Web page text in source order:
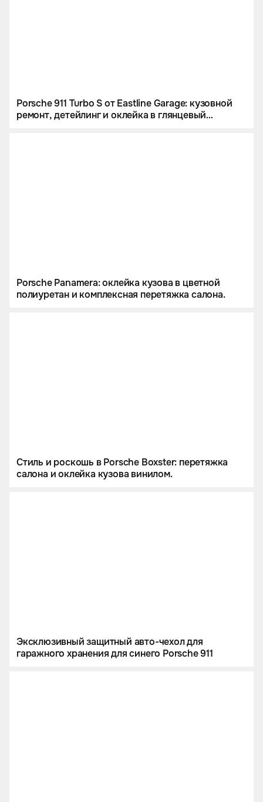
Porsche 911 Turbo S от Eastline Garage: кузовной
ремонт, детейлинг и оклейка в глянцевый
Porsche Panamera: оклейка кузова в цветной
полиуретан и комплексная перетяжка салона.
Стиль и роскошь в Porsche Boxster: перетяжка
салона и оклейка кузова винилом.
Эксклюзивный защитный авто-чехол для
гаражного хранения для синего Porsche 911